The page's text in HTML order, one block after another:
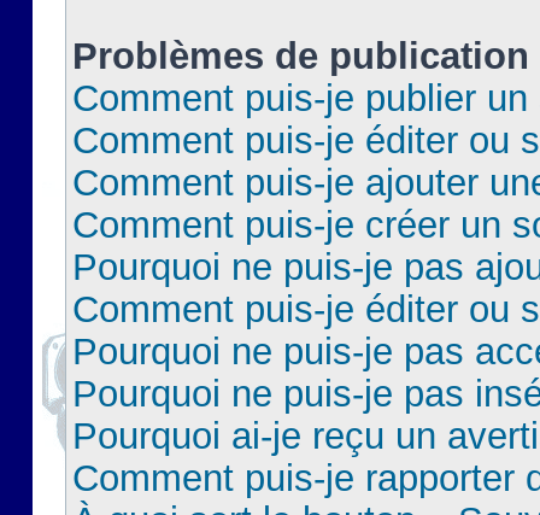
Problèmes de publication
Comment puis-je publier
Comment puis-je éditer ou
Comment puis-je ajouter
Comment puis-je créer un
Pourquoi ne puis-je pas
Comment puis-je éditer ou
Pourquoi ne puis-je pas
Pourquoi ne puis-je pas
Pourquoi ai-je reçu un
Comment puis-je rapporter